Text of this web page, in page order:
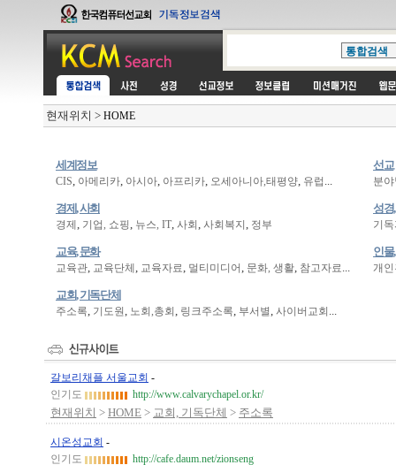
현재위치 > HOME
세계정보
CIS, 아메리카, 아시아, 아프리카, 오세아니아,태평양, 유럽 ...
경제, 사회
경제 , 기업, 쇼핑, 뉴스, IT, 사회 , 사회복지 , 정부
교육, 문화
교육관, 교육단체 , 교육자료, 멀티미디어, 문화, 생활, 참고자료...
교회, 기독단체
주소록, 기도원, 노회,총회 , 링크주소록, 부서별, 사이버교회 ...
선교
분
성경
기
인물
개